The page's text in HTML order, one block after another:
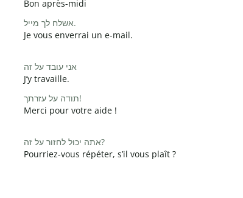
Bon après-midi
אשלח לך מייל.
Je vous enverrai un e-mail.
אני עובד על זה
J’y travaille.
תודה על עזרתך!
Merci pour votre aide !
אתה יכול לחזור על זה?
Pourriez-vous répéter, s’il vous plaît ?